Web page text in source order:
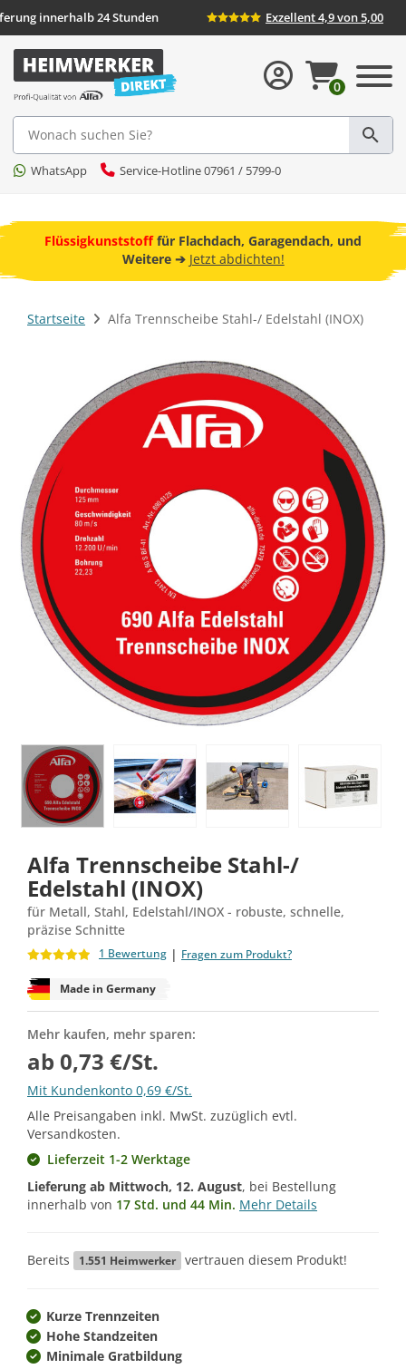
Lieferung innerhalb 24 Stunden Exzellent 4,9 von 5,00
Suche
WhatsApp Service-Hotline 07961 / 5799-0
0
Flüssigkunststofffür Flachdach, Garagendach, und
Weitere ➔ Jetzt abdichten!
Startseite Alfa Trennscheibe Stahl-/ Edelstahl (INOX)
Alfa Trennscheibe Stahl-/
Edelstahl (INOX)
für Metall, Stahl, Edelstahl/INOX - robuste, schnelle,
präzise Schnitte
1 Bewertung | Fragen zum Produkt?
Made in Germany
Mehr kaufen, mehr sparen:
ab 0,73 €/St.
Mit Kundenkonto 0,69 €/St.
Alle Preisangaben inkl. MwSt. zuzüglich evtl.
Versandkosten.
Lieferzeit 1-2 Werktage
Lieferung ab Mittwoch, 12. August, bei Bestellung
innerhalb von 17 Std. und 44 Min. Mehr Details
Bereits 1.551 Heimwerker vertrauen diesem Produkt!
Kurze Trennzeiten
Hohe Standzeiten
Minimale Gratbildung